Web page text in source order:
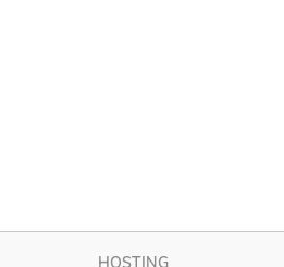
HOSTING